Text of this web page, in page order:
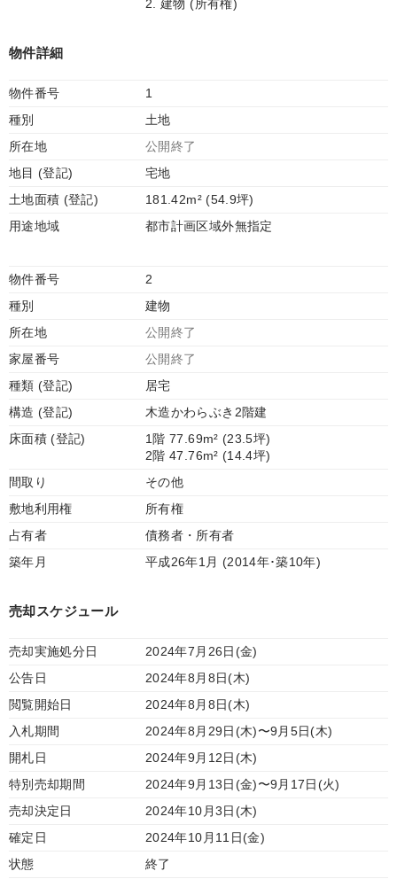
2. 建物 (所有権)
物件詳細
物件番号
1
種別
土地
所在地
公開終了
地目 (登記)
宅地
土地面積 (登記)
181.42m² (54.9坪)
用途地域
都市計画区域外無指定
物件番号
2
種別
建物
所在地
公開終了
家屋番号
公開終了
種類 (登記)
居宅
構造 (登記)
木造かわらぶき2階建
床面積 (登記)
1階 77.69m² (23.5坪)
2階 47.76m² (14.4坪)
間取り
その他
敷地利用権
所有権
占有者
債務者・所有者
築年月
平成26年1月 (2014年･築10年)
売却スケジュール
売却実施処分日
2024年7月26日(金)
公告日
2024年8月8日(木)
閲覧開始日
2024年8月8日(木)
入札期間
2024年8月29日(木)〜9月5日(木)
開札日
2024年9月12日(木)
特別売却期間
2024年9月13日(金)〜9月17日(火)
売却決定日
2024年10月3日(木)
確定日
2024年10月11日(金)
状態
終了